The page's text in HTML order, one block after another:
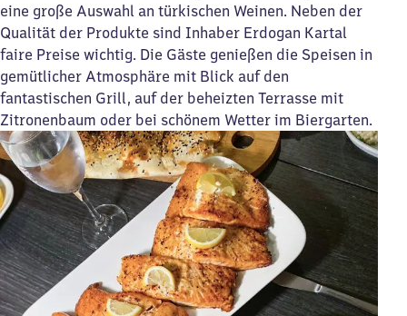
eine große Auswahl an türkischen Weinen. Neben der
Qualität der Produkte sind Inhaber Erdogan Kartal
faire Preise wichtig. Die Gäste genießen die Speisen in
gemütlicher Atmosphäre mit Blick auf den
fantastischen Grill, auf der beheizten Terrasse mit
Zitronenbaum oder bei schönem Wetter im Biergarten.